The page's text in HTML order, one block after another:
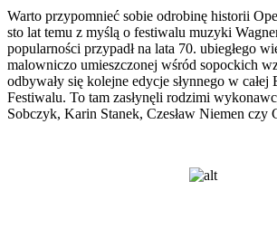
Warto przypomnieć sobie odrobinę historii
sto lat temu z myślą o festiwalu muzyki
popularności przypadł na lata 70. ubiegłego
malowniczo umieszczonej wśród sopockich
odbywały się kolejne edycje słynnego w całej
Festiwalu. To tam zasłynęli rodzimi
Sobczyk, Karin Stanek, Czesław Niemen czy